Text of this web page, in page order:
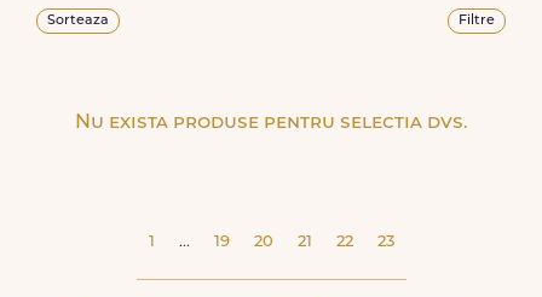
Sorteaza Filtre
Nu exista produse pentru selectia dvs.
1 ... 19 20 21 22 23